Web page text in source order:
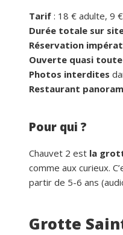
Tarif : 18 € adulte, 9
Durée totale sur
Réservation
Ouverte quasi toute
Photos interdites
Restaurant
Pour qui ?
Chauvet 2 est la
comme aux curieux.
partir de 5-6 ans
Grotte